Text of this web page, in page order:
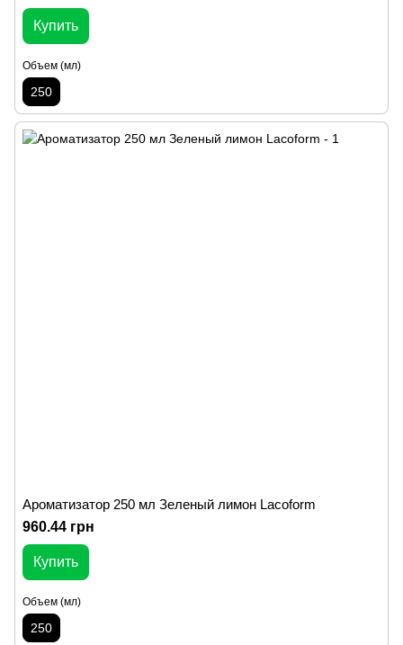
Купить
Объем (мл)
250
Ароматизатор 250 мл Зеленый лимон Lacoform
960.44 грн
Купить
Объем (мл)
250